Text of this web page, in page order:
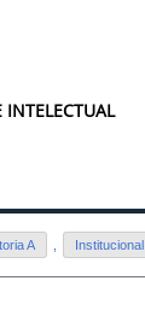
INTELECTUAL
A Institucional